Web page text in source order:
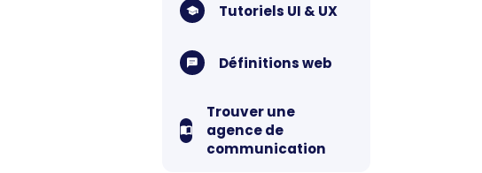
Tutoriels UI & UX
Définitions web
Trouver une
agence de
communication